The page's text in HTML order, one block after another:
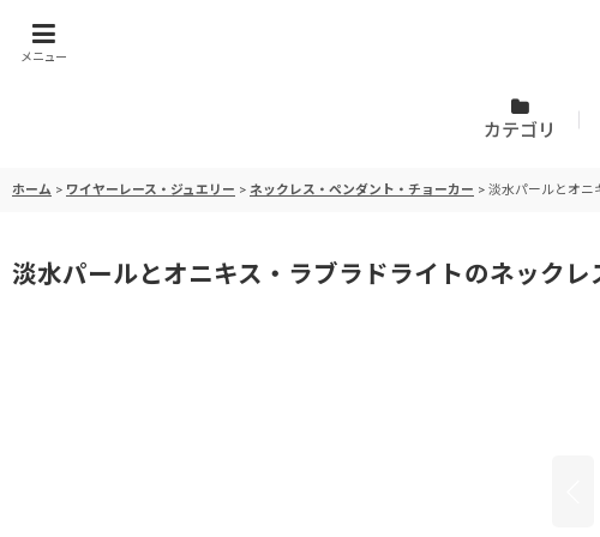
メニュー
カテゴリ
ホーム > ワイヤーレース・ジュエリー > ネックレス・ペンダント・チョーカー > 淡水パールとオ
淡水パールとオニキス・ラブラドライトのネック